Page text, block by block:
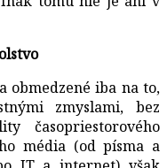
obmedzené iba na to,
zmyslami, bez
časopriestorového
média (od písma a